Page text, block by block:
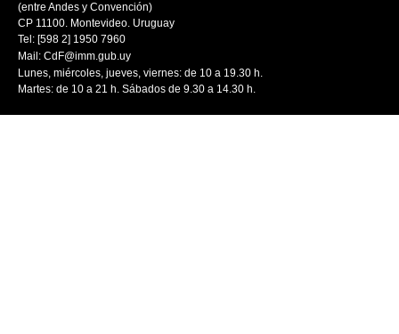
(entre Andes y Convención)
CP 11100. Montevideo. Uruguay
Tel: [598 2] 1950 7960
Mail: CdF@imm.gub.uy
Lunes, miércoles, jueves, viernes: de 10 a 19.30 h.
Martes: de 10 a 21 h. Sábados de 9.30 a 14.30 h.